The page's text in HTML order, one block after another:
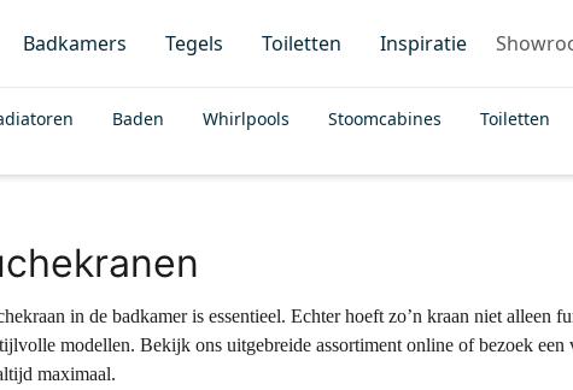
Badkamers Tegels Toiletten Inspiratie
Baden Whirlpools Stoomcabines Toiletten
in de badkamer is essentieel. Echter hoeft zo’n kraan niet
modellen. Bekijk ons uitgebreide assortiment online of bezoek
maximaal.